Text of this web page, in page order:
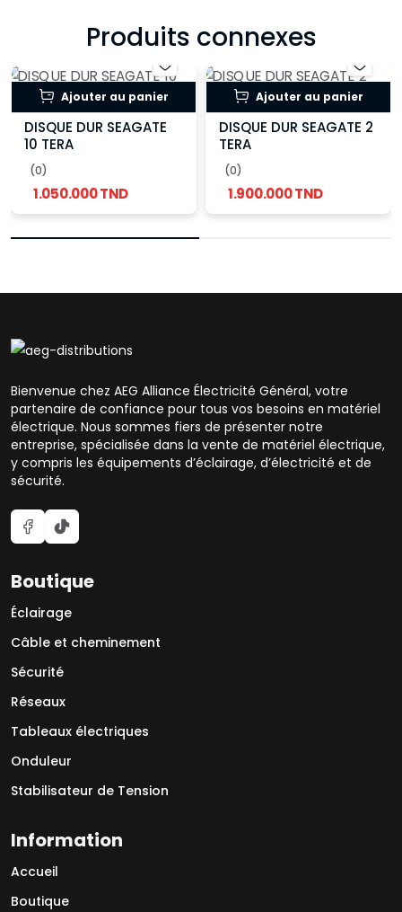
Produits connexes
Ajouter au panier
DISQUE DUR SEAGATE
10 TERA
(0)
1.050.000 TND
Ajouter au panier
DISQUE DUR SEAGATE 2
TERA
(0)
1.900.000 TND
Bienvenue chez AEG Alliance Électricité Général, votre
partenaire de confiance pour tous vos besoins en matériel
électrique. Nous sommes fiers de présenter notre
entreprise, spécialisée dans la vente de matériel électrique,
y compris les équipements d’éclairage, d’électricité et de
sécurité.
Boutique
Éclairage
Câble et cheminement
Sécurité
Réseaux
Tableaux électriques
Onduleur
Stabilisateur de Tension
Information
Accueil
Boutique